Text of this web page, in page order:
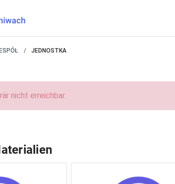
JEDNOSTKA
nicht erreichbar.